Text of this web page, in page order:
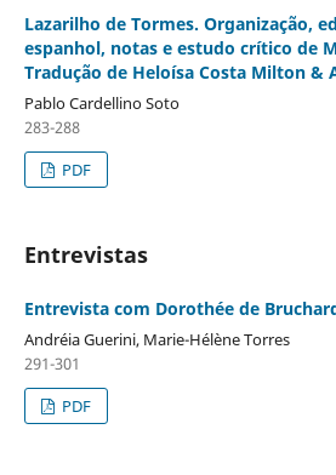
Lazarilho de Tormes. Organização,
espanhol, notas e estudo crítico de
Tradução de Heloísa Costa Milton &
Pablo Cardellino Soto
283-288
PDF
Entrevistas
Entrevista com Dorothée de
Andréia Guerini, Marie-Hélène Torres
291-301
PDF